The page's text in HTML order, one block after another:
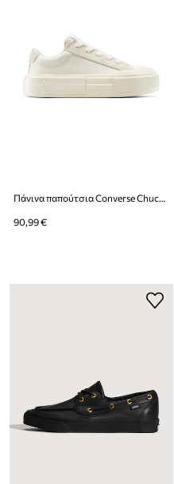
Πάνινα παπούτσια Converse Chuck Taylor All Star Cruise
90,99 €